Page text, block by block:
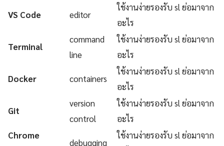
VS Code editor
ใช้งานง่ายรองรับ sl ย่อมาจาก
อะไร
Terminal
command
line
ใช้งานง่ายรองรับ sl ย่อมาจาก
อะไร
Docker containers
ใช้งานง่ายรองรับ sl ย่อมาจาก
อะไร
Git
version
control
ใช้งานง่ายรองรับ sl ย่อมาจาก
อะไร
Chrome
debugging
ใช้งานง่ายรองรับ sl ย่อมาจาก